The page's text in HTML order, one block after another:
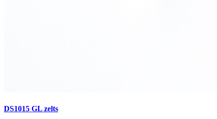
DS1015 GL zelts